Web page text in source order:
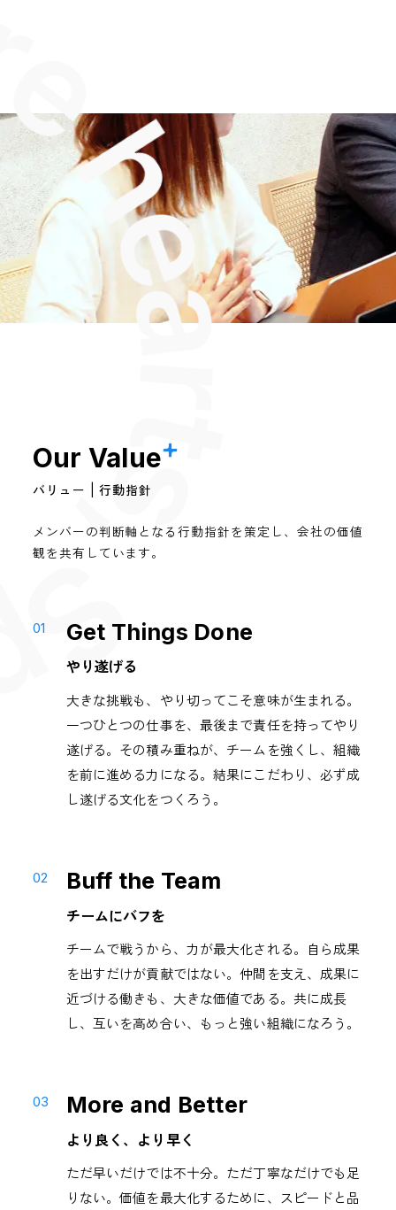
Our Value
バリュー | 行動指針
メンバーの判断軸となる行動指針を策定し、 会社の価値
観を共有しています。
Get Things Done
やり遂げる
大きな挑戦も、やり切ってこそ意味が生まれる。
一つひとつの仕事を、最後まで責任を持ってやり
遂げる。その積み重ねが、チームを強くし、組織
を前に進める力になる。結果にこだわり、必ず成
し遂げる文化をつくろう。
Buff the Team
チームにバフを
チームで戦うから、力が最大化される。自ら成果
を出すだけが貢献ではない。仲間を支え、成果に
近づける働きも、大きな価値である。共に成長
し、互いを高め合い、もっと強い組織になろう。
More and Better
より良く、より早く
ただ早いだけでは不十分。ただ丁寧なだけでも足
りない。価値を最大化するために、スピードと品